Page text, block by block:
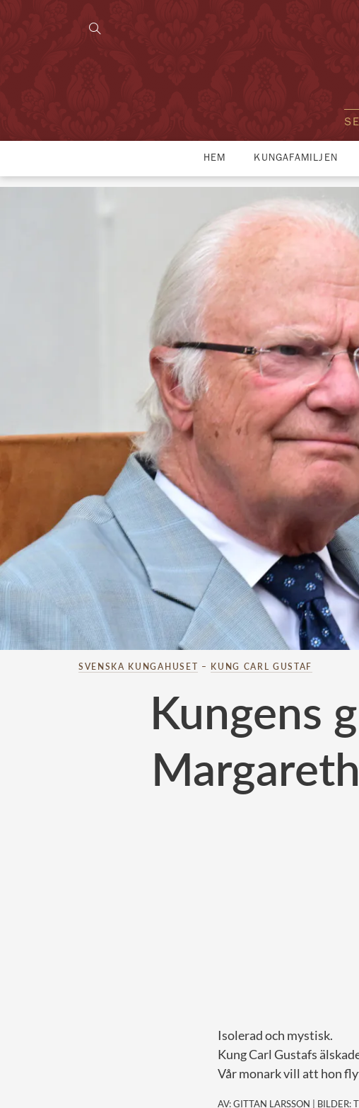
HEM KUNGAFAMILJEN
SVENSKA KUNGAHUSET – KUNG CARL GUSTAF
Kungens
Isolerad och mystisk.
Kung Carl Gustafs
Vår monark vill att hon
AV: GITTAN LARSSON | BILDER: